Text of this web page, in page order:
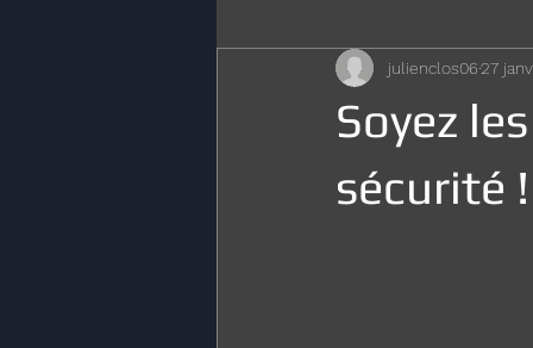
Soyez
sécurité !
julienclos0627